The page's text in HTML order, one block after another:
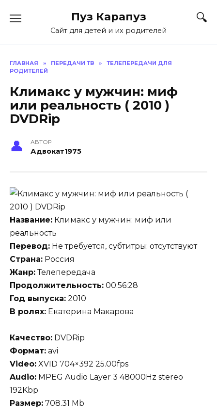
Пуз Карапуз
Сайт для детей и их родителей
ГЛАВНАЯ » ПЕРЕДАЧИ ТВ »
ТЕЛЕПЕРЕДАЧИ ДЛЯ
РОДИТЕЛЕЙ
Климакс у мужчин: миф
или реальность ( 2010 )
DVDRip
АВТОР
Адвокат1975
Название: Климакс у мужчин: миф или
реальность
Перевод: Не требуется, cубтитры: отсутствуют
Страна: Россия
Жанр:Телепередача
Продолжительность: 00:56:28
Год выпуска: 2010
В ролях: Екатерина Макарова
Качество: DVDRip
Формат: avi
Video: XVID 704×392 25.00fps
Audio: MPEG Audio Layer 3 48000Hz stereo
192Kbp
Размер: 708.31 Mb